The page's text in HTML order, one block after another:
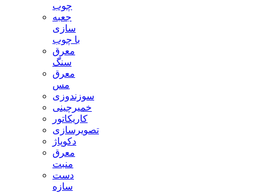
چوب
جعبه
سازی
با چوب
معرق
سنگ
معرق
مس
سوزندوزی
خمیرچینی
کاریکاتور
تصویرسازی
دکوپاژ
معرق
منبت
دست
سازه